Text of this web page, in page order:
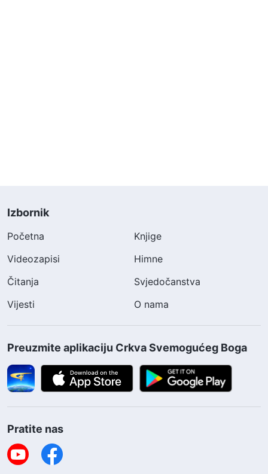
Izbornik
Početna
Knjige
Videozapisi
Himne
Čitanja
Svjedočanstva
Vijesti
O nama
Preuzmite aplikaciju Crkva Svemogućeg Boga
Pratite nas